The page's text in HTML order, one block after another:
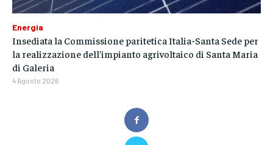
Energia
Insediata la Commissione paritetica Italia-Santa Sede per
la realizzazione dell’impianto agrivoltaico di Santa Maria
di Galeria
4 Agosto 2026